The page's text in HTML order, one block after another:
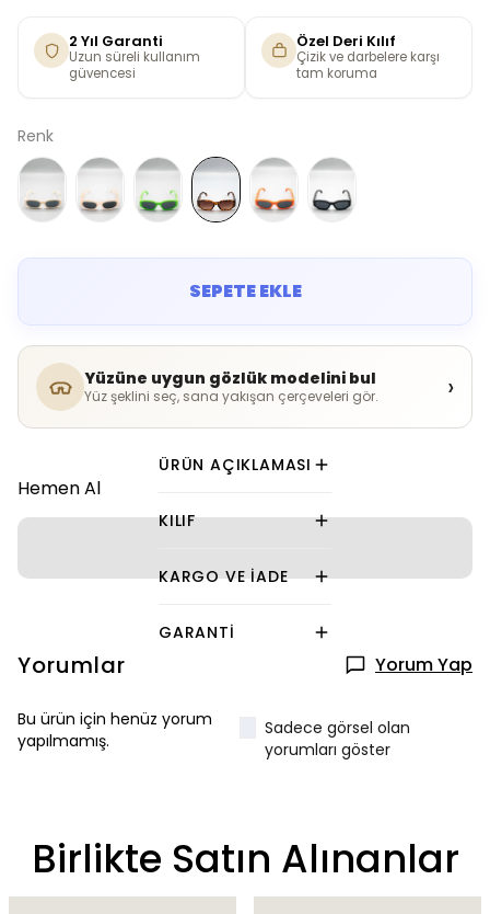
2 Yıl Garanti
Uzun süreli kullanım
güvencesi
Özel Deri Kılıf
Çizik ve darbelere karşı
tam koruma
Renk
SEPETE EKLE
Yüzüne uygun gözlük modelini bul
Yüz şeklini seç, sana yakışan çerçeveleri gör. ›
Hemen Al
ÜRÜN AÇIKLAMASI
KILIF
KARGO VE İADE
GARANTI
Yorumlar Yorum Yap
Bu ürün için henüz yorum
yapılmamış.
Sadece görsel olan
yorumları göster
Birlikte Satın Alınanlar